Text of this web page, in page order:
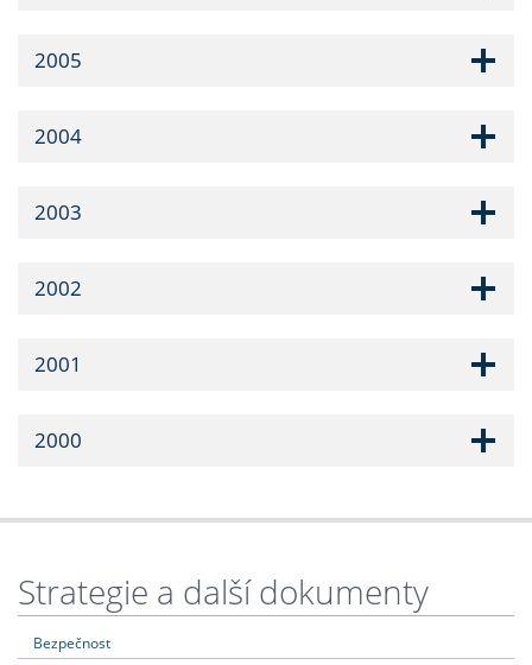
2005
2004
2003
2002
2001
2000
Strategie a další dokumenty
Bezpečnost